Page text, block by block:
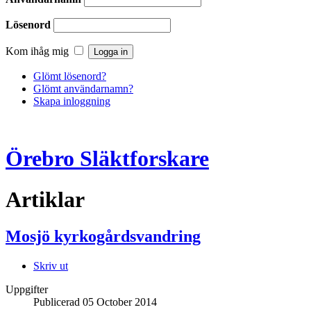
Lösenord
Kom ihåg mig
Glömt lösenord?
Glömt användarnamn?
Skapa inloggning
Örebro Släktforskare
Artiklar
Mosjö kyrkogårdsvandring
Skriv ut
Uppgifter
Publicerad 05 October 2014